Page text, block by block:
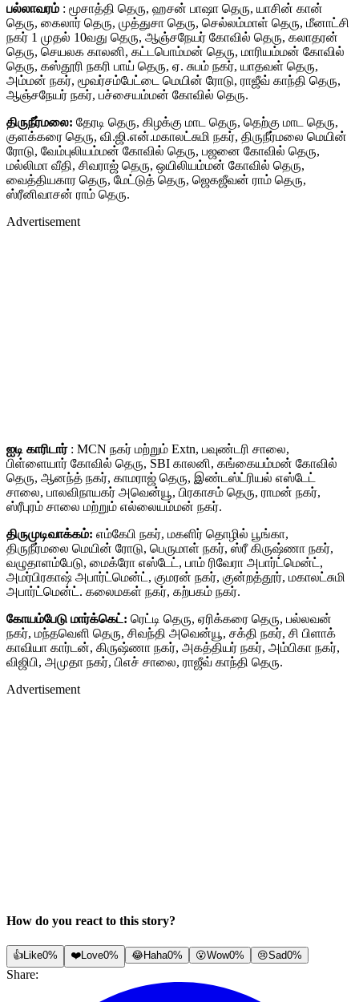
பல்லாவரம் : மூசாத்தி தெரு, ஹசன் பாஷா தெரு, யாசின் கான்
தெரு, கைலார் தெரு, முத்துசா தெரு, செல்லம்மாள் தெரு, மீனாட்சி
நகர் 1 முதல் 10வது தெரு, ஆஞ்சநேயர் கோவில் தெரு, கலாதரன்
தெரு, செயலக காலனி, கட்டபொம்மன் தெரு, மாரியம்மன் கோவில்
தெரு, கஸ்தூரி நகரி பாய் தெரு, ஏ. சுபம் நகர், யாதவள் தெரு,
அம்மன் நகர், மூவர்சம்பேட்டை மெயின் ரோடு, ராஜீவ் காந்தி தெரு,
ஆஞ்சநேயர் நகர், பச்சையம்மன் கோவில் தெரு.
திருநீர்மலை: தேரடி தெரு, கிழக்கு மாட தெரு, தெற்கு மாட தெரு,
குளக்கரை தெரு, வி.ஜி.என்.மகாலட்சுமி நகர், திருநீர்மலை மெயின்
ரோடு, வேம்புலியம்மன் கோவில் தெரு, பஜனை கோவில் தெரு,
மல்லிமா வீதி, சிவராஜ் தெரு, ஒயிலியம்மன் கோவில் தெரு,
வைத்தியகார தெரு, மேட்டுத் தெரு, ஜெகஜீவன் ராம் தெரு,
ஸ்ரீனிவாசன் ராம் தெரு.
Advertisement
ஐடி காரிடார்: MCN நகர் மற்றும் Extn, பவுண்டரி சாலை,
பிள்ளையார் கோவில் தெரு, SBI காலனி, கங்கையம்மன் கோவில்
தெரு, ஆனந்த் நகர், காமராஜ் தெரு, இண்டஸ்ட்ரியல் எஸ்டேட்
சாலை, பாலவிநாயகர் அவென்யூ, பிரகாசம் தெரு, ராமன் நகர்,
ஸ்ரீபுரம் சாலை மற்றும் எல்லையம்மன் நகர்.
திருமுடிவாக்கம்: எம்கேபி நகர், மகளிர் தொழில் பூங்கா,
திருநீர்மலை மெயின் ரோடு, பெருமாள் நகர், ஸ்ரீ கிருஷ்ணா நகர்,
வழுதாளம்பேடு, மைக்ரோ எஸ்டேட், பாம் ரிவேரா அபார்ட்மென்ட்,
அமர்பிரகாஷ் அபார்ட்மென்ட், குமரன் நகர், குன்றத்தூர், மகாலட்சுமி
அபார்ட்மென்ட். கலைமகள் நகர், கற்பகம் நகர்.
கோயம்பேடு மார்க்கெட்: ரெட்டி தெரு, ஏரிக்கரை தெரு, பல்லவன்
நகர், மந்தவெளி தெரு, சிவந்தி அவென்யூ, சக்தி நகர், சி பிளாக்
காவியா கார்டன், கிருஷ்ணா நகர், அகத்தியர் நகர், அம்பிகா நகர்,
விஜிபி, அமுதா நகர், பிஎச் சாலை, ராஜீவ் காந்தி தெரு.
Advertisement
How do you react to this story?
👍Like0% ❤️Love0% 😂Haha0% 😮Wow0% 😢Sad0%
Share: